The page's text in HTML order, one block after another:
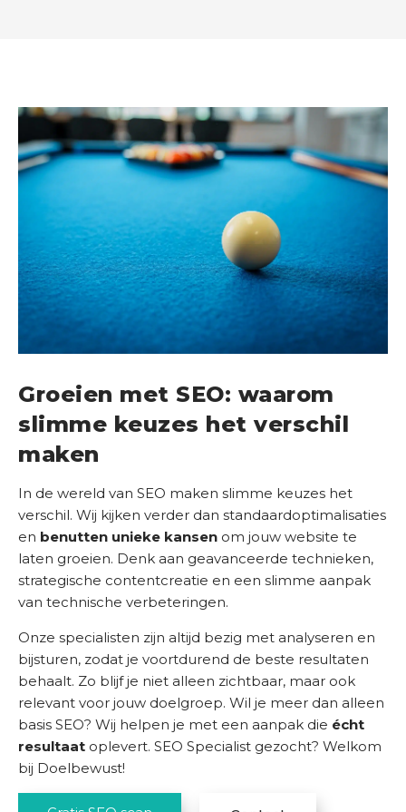
Groeien met SEO: waarom
slimme keuzes het verschil
maken
In de wereld van SEO maken slimme keuzes het
verschil. Wij kijken verder dan standaardoptimalisaties
en benutten unieke kansen om jouw website te
laten groeien. Denk aan geavanceerde technieken,
strategische contentcreatie en een slimme aanpak
van technische verbeteringen.
Onze specialisten zijn altijd bezig met analyseren en
bijsturen, zodat je voortdurend de beste resultaten
behaalt. Zo blijf je niet alleen zichtbaar, maar ook
relevant voor jouw doelgroep. Wil je meer dan alleen
basis SEO? Wij helpen je met een aanpak die écht
resultaat oplevert. SEO Specialist gezocht? Welkom
bij Doelbewust!